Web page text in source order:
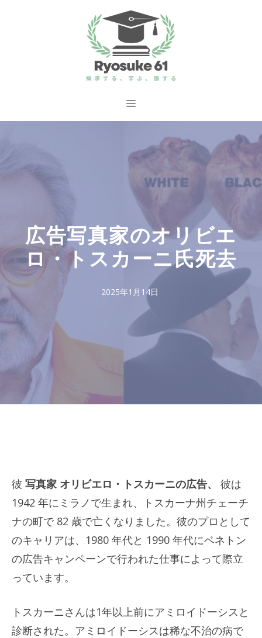
ス
ッ
メ
ー
広告写真家のオリビエ
ロ・トスカーニ氏死去
2025年1月14日
彼 写真家 オリビエロ・トスカーニの広告、 彼は
1942 年にミラノで生まれ、トスカーナ州チェーチ
ナの町で 82 歳で亡くなりました。彼のプロとして
のキャリアは、1980 年代と 1990 年代にベネトン
の広告キャンペーンで行われた仕事によって際立
っています。
トスカーニさんは1年以上前にアミロイドーシスと
診断された。アミロイドーシスは稀な不治の病で